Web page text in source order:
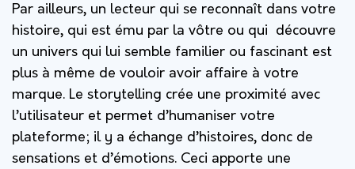
Par ailleurs, un lecteur qui se reconnaît dans votre
histoire, qui est ému par la vôtre ou qui découvre
un univers qui lui semble familier ou fascinant est
plus à même de vouloir avoir affaire à votre
marque. Le storytelling crée une proximité avec
l’utilisateur et permet d’humaniser votre
plateforme; il y a échange d’histoires, donc de
sensations et d’émotions. Ceci apporte une